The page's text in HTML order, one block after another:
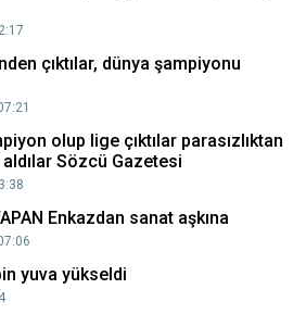
çıktılar, dünya şampiyonu
olup lige çıktılar parasızlıktan
Sözcü Gazetesi
Enkazdan sanat aşkına
yuva yükseldi